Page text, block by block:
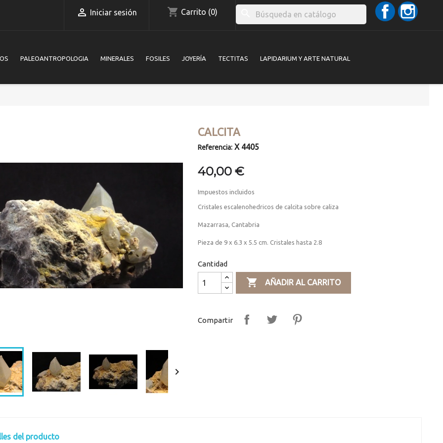
 Iniciar sesión shopping_cart Carrito (0)
Facebook
PALEOANTROPOLOGIA MINERALES FOSILES JOYERÍA TECTITAS LAPIDARIUM Y ARTE NATURAL

CALCITA
Referencia: X 4405
40,00 €
Impuestos incluidos
Cristales escalenohedricos de calcita sobre caliza
Mazarrasa, Cantabria
Pieza de 9 x 6.3 x 5.5 cm. Cristales hasta 2.8
Cantidad
 AÑADIR AL CARRITO
Compartir
del producto